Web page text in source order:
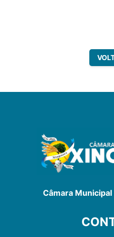
Câmara Municipal